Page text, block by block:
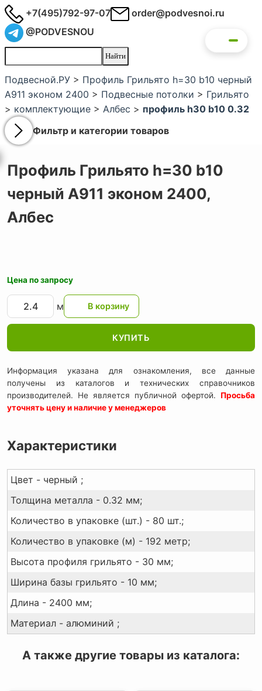
+7(495)792-97-07
order@podvesnoi.ru
@PODVESNOU
Подвесной.РУ > Профиль Грильято h=30 b10 черный
А911 эконом 2400 > Подвесные потолки > Грильято
> комплектующие > Албес > профиль h30 b10 0.32
Фильтр и категории товаров
Профиль Грильято h=30 b10
черный А911 эконом 2400,
Албес
Цена по запросу
м
КУПИТЬ
Информация указана для ознакомления, все данные
получены из каталогов и технических справочников
производителей. Не является публичной офертой. Просьба
уточнять цену и наличие у менеджеров
Характеристики
Цвет - черный ;
Толщина металла - 0.32 мм;
Количество в упаковке (шт.) - 80 шт.;
Количество в упаковке (м) - 192 метр;
Высота профиля грильято - 30 мм;
Ширина базы грильято - 10 мм;
Длина - 2400 мм;
Материал - алюминий ;
А также другие товары из каталога: